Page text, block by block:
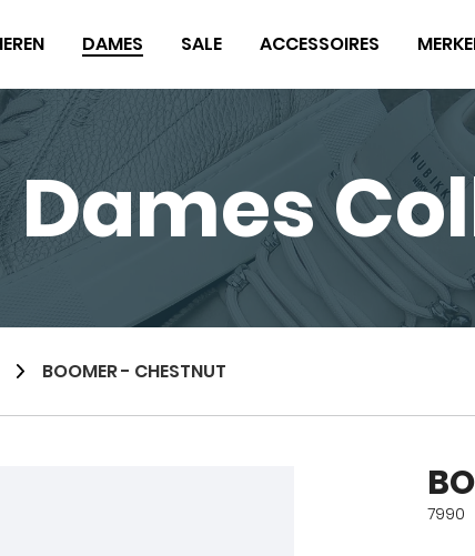
DAMES SALE ACCESSOIRES
Dames
BOOMER - CHESTNUT
7990